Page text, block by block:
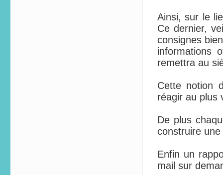
Ainsi, sur le
Ce dernier,
consignes
informations
remettra au
Cette notion
réagir au plus
De plus
construire
Enfin un
mail sur